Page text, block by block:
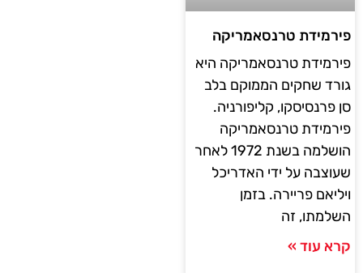
פירמידת טרנסאמריקה
פירמידת טרנסאמריקה היא
גורד שחקים הממוקם בלב
סן פרנסיסקו, קליפורניה.
פירמידת טרנסאמריקה
הושלמה בשנת 1972 לאחר
שעוצבה על ידי האדריכל
ויליאם פריירה. בזמן
השלמתו, זה
קרא עוד »